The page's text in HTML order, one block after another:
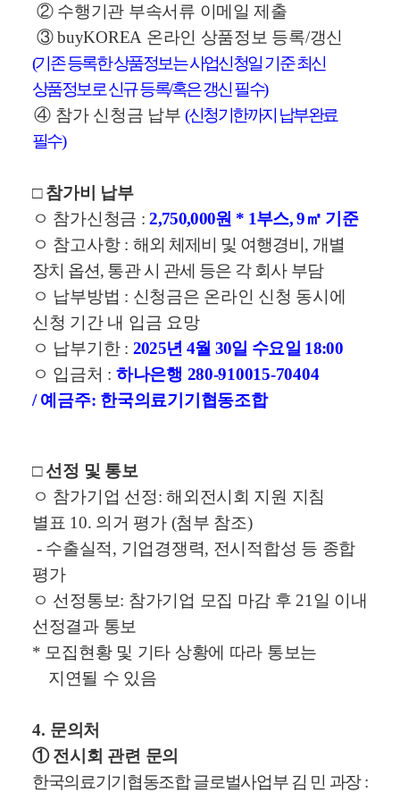
② 수행기관 부속서류 이메일 제출
③buyKOREA 온라인 상품정보 등록/갱신
(기존 등록한 상품정보는 사업신청일 기준 최신
상품정보로 신규 등록/혹은 갱신 필수)
④ 참가 신청금 납부(신청기한까지 납부완료
필수)
□참가비 납부
ㅇ 참가신청금 :2,750,000원 * 1부스, 9㎡ 기준
ㅇ 참고사항 : 해외 체제비 및 여행경비, 개별
장치 옵션, 통관 시 관세 등은 각 회사 부담
ㅇ 납부방법 : 신청금은 온라인 신청 동시에
신청 기간 내 입금 요망
ㅇ 납부기한 : 2025년 4월 30일 수요일 18:00
ㅇ 입금처 : 하나은행 280-910015-70404
/예금주: 한국의료기기협동조합
□선정 및 통보
ㅇ 참가기업 선정:해외전시회 지원 지침
별표 10. 의거 평가 (첨부 참조)
- 수출실적, 기업경쟁력, 전시적합성 등 종합
평가
ㅇ 선정통보: 참가기업 모집 마감 후 21 일 이내
선정결과 통보
* 모집현황 및 기타 상황에 따라 통보는
지연될 수 있음
4. 문의처
①전시회 관련 문의
한국의료기기협동조합 글로벌사업부 김 민 과장: